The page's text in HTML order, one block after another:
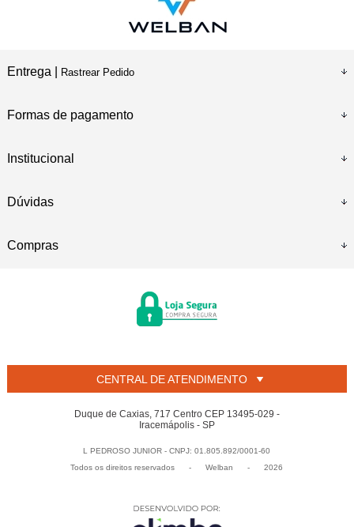
Entrega | Rastrear Pedido
Formas de pagamento
Institucional
Dúvidas
Compras
CENTRAL DE ATENDIMENTO
Duque de Caxias, 717 Centro CEP 13495-029 -
Iracemápolis - SP
L PEDROSO JUNIOR - CNPJ: 01.805.892/0001-60
Todos os direitos reservados
- Welban - 2026